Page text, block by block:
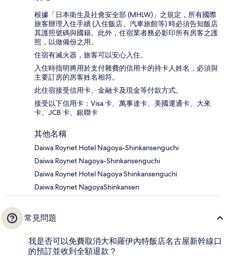
根據「日本衛生及社會安全部 (MHLW)」之規定，所有國際
旅客辦理入住手續 (入住飯店、汽車旅館等) 時必須告知飯店
其護照號碼與國籍。此外，住宿業者務必影印所有房客之護
照，以做備份之用。
住宿有滅火器，旅客可以安心入住。
入住時指明將用於支付雜費的信用卡的持卡人姓名，必須與
主要訂房的房客姓名相符。
此住宿接受信用卡、金融卡及現金等付款方式。
接受以下信用卡：Visa 卡、萬事達卡、美國運通卡、大來
卡、JCB 卡、銀聯卡
其他名稱
Daiwa Roynet Hotel Nagoya-Shinkansenguchi
Daiwa Roynet Nagoya-Shinkansenguchi
Daiwa Roynet Hotel Nagoya Shinkansenguchi
Daiwa Roynet NagoyaShinkansen
常見問題
我是否可以免費取消大和羅伊內特飯店名古屋新幹線口
的預訂並收到全額退款？